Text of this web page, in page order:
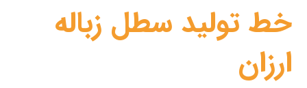
خط تولید سطل زباله
ارزان